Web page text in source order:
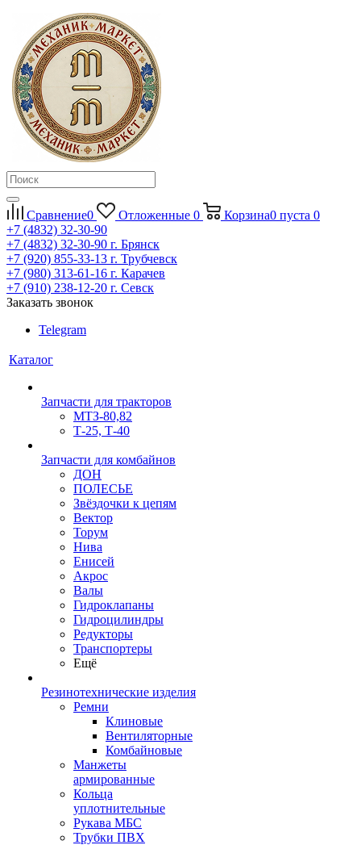
Сравнение0 Отложенные 0 Корзина0 пуста 0
+7 (4832) 32-30-90
+7 (4832) 32-30-90 г. Брянск
+7 (920) 855-33-13 г. Трубчевск
+7 (980) 313-61-16 г. Карачев
+7 (910) 238-12-20 г. Севск
Заказать звонок
Telegram
Каталог
Запчасти для тракторов
МТЗ-80,82
Т-25, Т-40
Запчасти для комбайнов
ДОН
ПОЛЕСЬЕ
Звёздочки к цепям
Вектор
Торум
Нива
Енисей
Акрос
Валы
Гидроклапаны
Гидроцилиндры
Редукторы
Транспортеры
Ещё
Резинотехнические изделия
Ремни
Клиновые
Вентиляторные
Комбайновые
Манжеты
армированные
Кольца
уплотнительные
Рукава МБС
Трубки ПВХ